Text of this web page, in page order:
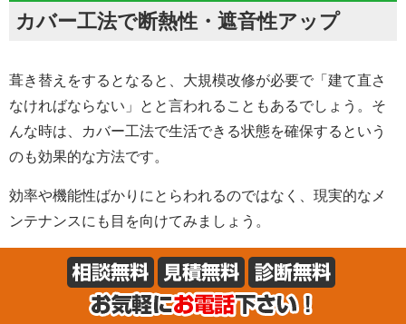
カバー工法で断熱性・遮音性アップ
葺き替えをするとなると、大規模改修が必要で「建て直さ
なければならない」とと言われることもあるでしょう。そ
んな時は、カバー工法で生活できる状態を確保するという
のも効果的な方法です。
効率や機能性ばかりにとらわれるのではなく、現実的なメ
ンテナンスにも目を向けてみましょう。